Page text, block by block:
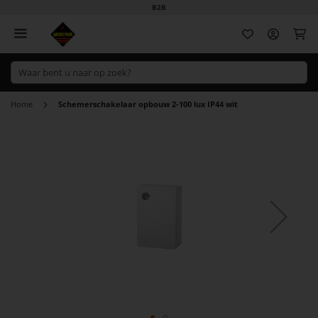
B2B
Home Schemerschakelaar opbouw 2-100 lux IP44 wit